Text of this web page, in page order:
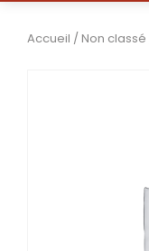
Accueil / Non classé